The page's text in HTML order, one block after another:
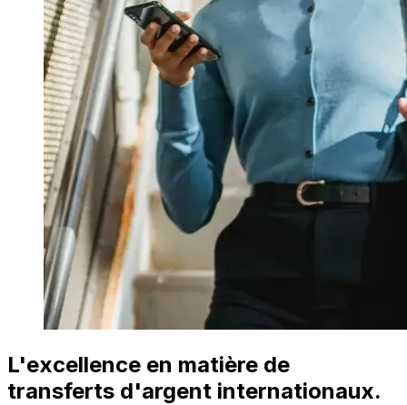
L'excellence en matière de
transferts d'argent internationaux.